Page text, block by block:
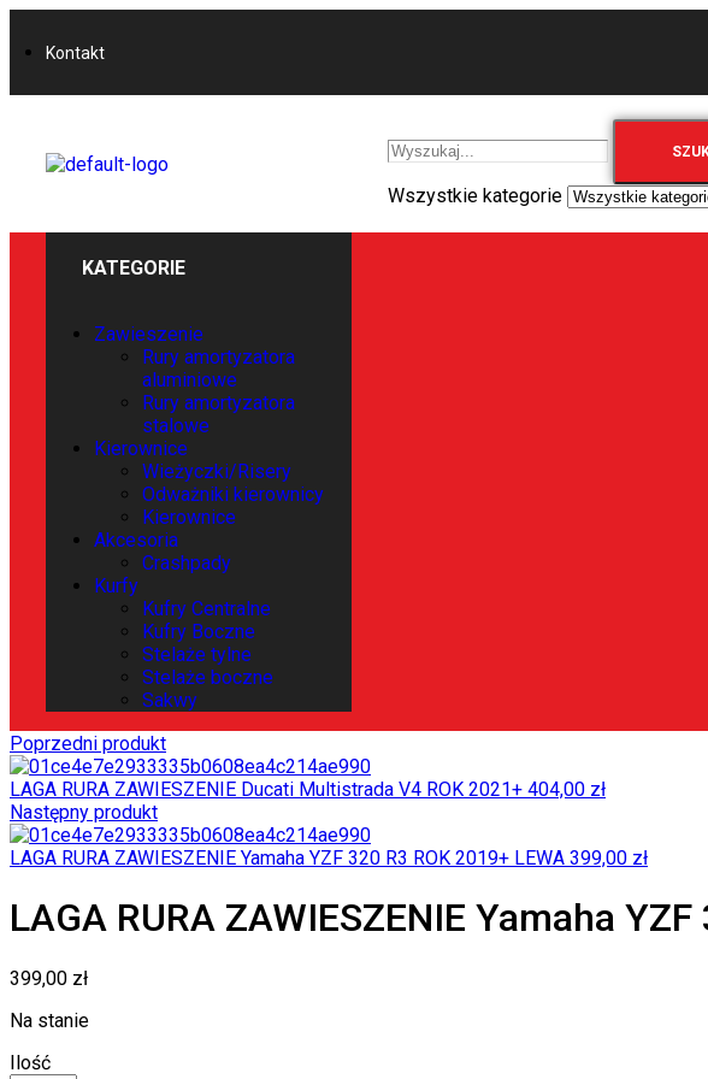
Kontakt
Wszystkie kategorie
KATEGORIE
Zawieszenie
Rury amortyzatora
aluminiowe
Rury amortyzatora
stalowe
Kierownice
Wieżyczki/Risery
Odważniki kierownicy
Kierownice
Akcesoria
Crashpady
Kurfy
Kufry Centralne
Kufry Boczne
Stelaże tylne
Stelaże boczne
Sakwy
Poprzedni produkt
LAGA RURA ZAWIESZENIE Ducati Multistrada V4 ROK 2021+ 404,00 zł
Następny produkt
LAGA RURA ZAWIESZENIE Yamaha YZF 320 R3 ROK 2019+ LEWA 399,00 zł
LAGA RURA ZAWIESZENIE Yamaha
399,00 zł
Na stanie
Ilość